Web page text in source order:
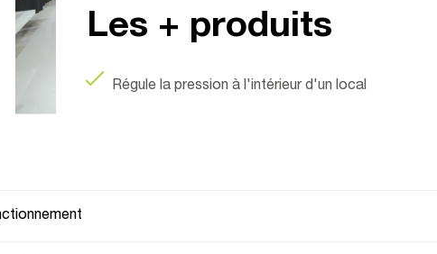
Les + produits
Régule la pression à l'intérieur d'un local